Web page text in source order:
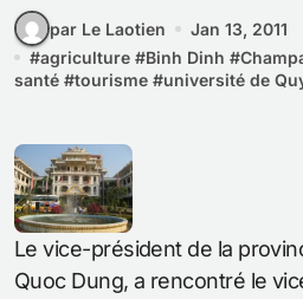
par Le Laotien
Jan 13, 2011
#agriculture #Binh Dinh #
santé #tourisme #université de
Le vice-président de la
Quoc Dung, a rencontré le